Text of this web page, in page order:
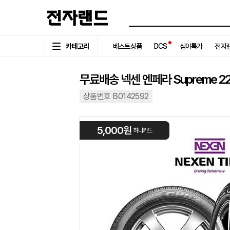
카테고리 베스트상품 DCS 심야특가 전자
무료배송 넥센 엔페라 Supreme
상품번호 B0142592
5,000원 하나카드